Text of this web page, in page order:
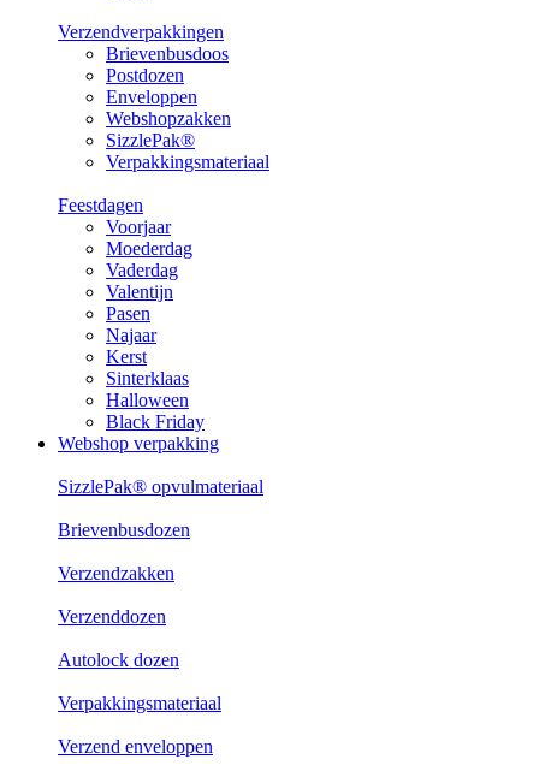
Verzendverpakkingen
Brievenbusdoos
Postdozen
Enveloppen
Webshopzakken
SizzlePak®
Verpakkingsmateriaal
Feestdagen
Voorjaar
Moederdag
Vaderdag
Valentijn
Pasen
Najaar
Kerst
Sinterklaas
Halloween
Black Friday
Webshop verpakking
SizzlePak® opvulmateriaal
Brievenbusdozen
Verzendzakken
Verzenddozen
Autolock dozen
Verpakkingsmateriaal
Verzend enveloppen